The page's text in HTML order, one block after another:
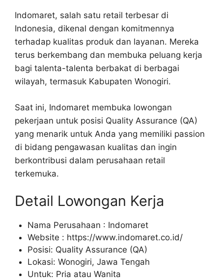
Indomaret, salah satu retail terbesar di
Indonesia, dikenal dengan komitmennya
terhadap kualitas produk dan layanan. Mereka
terus berkembang dan membuka peluang kerja
bagi talenta-talenta berbakat di berbagai
wilayah, termasuk Kabupaten Wonogiri.
Saat ini, Indomaret membuka lowongan
pekerjaan untuk posisi Quality Assurance (QA)
yang menarik untuk Anda yang memiliki passion
di bidang pengawasan kualitas dan ingin
berkontribusi dalam perusahaan retail
terkemuka.
Detail Lowongan Kerja
Nama Perusahaan : Indomaret
Website : https://www.indomaret.co.id/
Posisi: Quality Assurance (QA)
Lokasi: Wonogiri, Jawa Tengah
Untuk: Pria atau Wanita